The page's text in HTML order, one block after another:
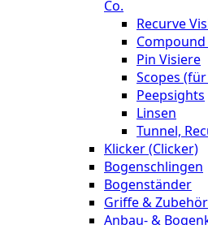
Co.
Recurve
Pin Visiere
Scopes
Peepsights
Linsen
Tunnel,
Klicker (Clicker)
Bogenschlingen
Bogenständer
Griffe & Zubehör
Anbau- &